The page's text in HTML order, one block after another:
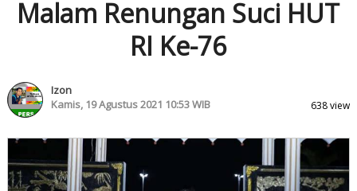
Malam Renungan Suci HUT
RI Ke-76
Izon
Kamis, 19 Agustus 2021 10:53 WIB
638 view